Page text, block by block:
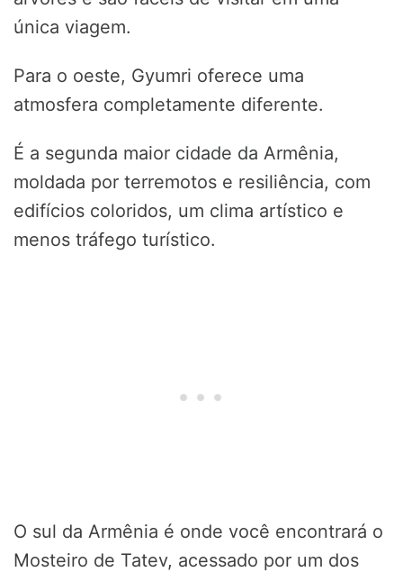
única viagem.
Para o oeste, Gyumri oferece uma
atmosfera completamente diferente.
É a segunda maior cidade da Armênia,
moldada por terremotos e resiliência, com
edifícios coloridos, um clima artístico e
menos tráfego turístico.
O sul da Armênia é onde você encontrará o
Mosteiro de Tatev, acessado por um dos